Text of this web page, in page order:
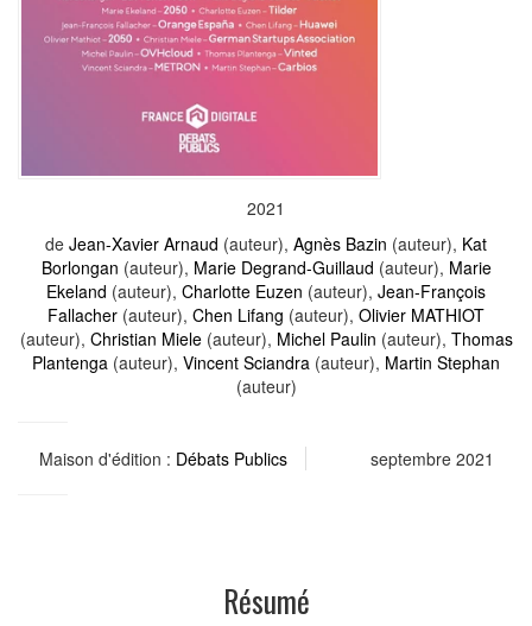
2021
de Jean-Xavier Arnaud (auteur), Agnès Bazin (auteur), Kat
Borlongan (auteur), Marie Degrand-Guillaud (auteur), Marie
Ekeland (auteur), Charlotte Euzen (auteur), Jean-François
Fallacher (auteur), Chen Lifang (auteur), Olivier MATHIOT
(auteur), Christian Miele(auteur), Michel Paulin (auteur), Thomas
Plantenga (auteur), Vincent Sciandra (auteur), Martin Stephan
(auteur)
Maison d'édition : Débats Publics septembre 2021
Résumé